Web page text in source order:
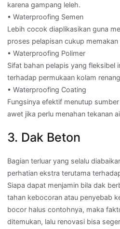
karena gampang leleh.
• Waterproofing Semen
Lebih cocok diaplikasikan guna
proses pelapisan cukup memakan
• Waterproofing Polimer
Sifat bahan pelapis yang fleksibel
terhadap permukaan kolam
• Waterproofing Coating
Fungsinya efektif menutup
awet jika perlu menahan tekanan
3. Dak Beton
Bagian terluar yang selalu
perhatian ekstra terutama
Siapa dapat menjamin bila dak
tahan kebocoran atau penyebab
bocor halus contohnya, maka
ditemukan, lalu renovasi bisa